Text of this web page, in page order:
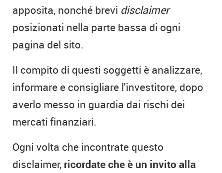
apposita, nonché brevi disclaimer
posizionati nella parte bassa di ogni
pagina del sito.
Il compito di questi soggetti è analizzare,
informare e consigliare l'investitore, dopo
averlo messo in guardia dai rischi dei
mercati finanziari.
Ogni volta che incontrate questo
disclaimer, ricordate che è un invito alla